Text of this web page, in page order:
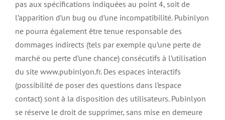
pas aux spécifications indiquées au point 4, soit de
l’apparition d’un bug ou d’une incompatibilité. Pubinlyon
ne pourra également être tenue responsable des
dommages indirects (tels par exemple qu’une perte de
marché ou perte d’une chance) consécutifs à l’utilisation
du site www.pubinlyon.fr. Des espaces interactifs
(possibilité de poser des questions dans l’espace
contact) sont à la disposition des utilisateurs. Pubinlyon
se réserve le droit de supprimer, sans mise en demeure